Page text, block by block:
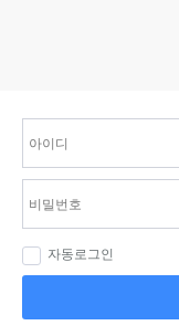
자동로그인